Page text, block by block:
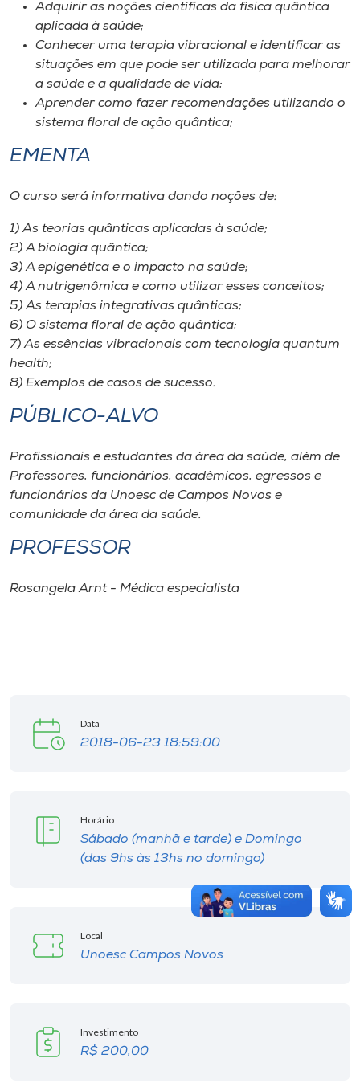
Museu
Unoesc
Store
Selecione
Adquirir as noções científicas da física quântica
aplicada à saúde;
Conhecer uma terapia vibracional e identificar as
situações em que pode ser utilizada para melhorar
a saúde e a qualidade de vida;
Aprender como fazer recomendações utilizando o
sistema floral de ação quântica;
EMENTA
O curso será informativa dando noções de:
1) As teorias quânticas aplicadas à saúde;
2) A biologia quântica;
3) A epigenética e o impacto na saúde;
4) A nutrigenômica e como utilizar esses conceitos;
5) As terapias integrativas quânticas;
6) O sistema floral de ação quântica;
7) As essências vibracionais com tecnologia quantum
health;
8) Exemplos de casos de sucesso.
PÚBLICO-ALVO
Profissionais e estudantes da área da saúde, além de
Professores, funcionários, acadêmicos, egressos e
funcionários da Unoesc de Campos Novos e
comunidade da área da saúde.
PROFESSOR
Rosangela Arnt - Médica especialista
Data
2018-06-23 18:59:00
Horário
Sábado (manhã e tarde) e Domingo
(das 9hs às 13hs no domingo)
Local
Unoesc Campos Novos
Investimento
R$ 200,00